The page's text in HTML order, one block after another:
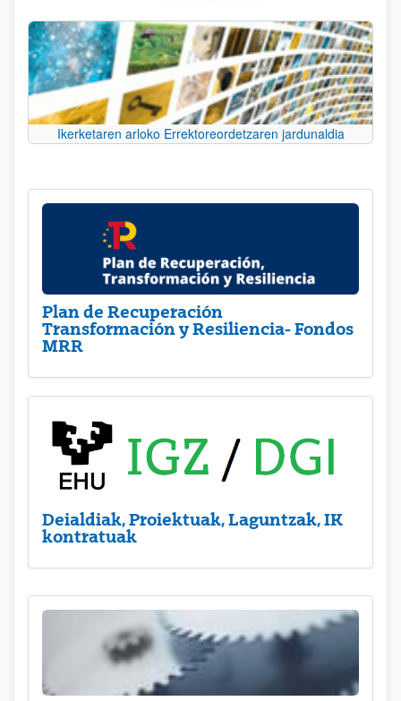
Ikerketaren arloko Errektoreordetzaren jardunaldia
Plan de Recuperación
Transformación y Resiliencia- Fondos
MRR
Deialdiak, Proiektuak, Laguntzak, IK
kontratuak